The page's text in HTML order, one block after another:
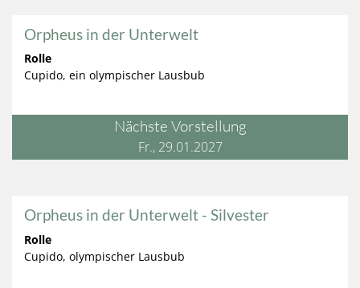
Orpheus in der Unterwelt
Rolle
Cupido, ein olympischer Lausbub
Nächste Vorstellung
Fr., 29.01.2027
Orpheus in der Unterwelt - Silvester
Rolle
Cupido, olympischer Lausbub